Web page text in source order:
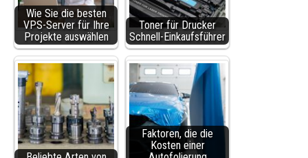
Wie Sie die besten
VPS-Server für Ihre
Projekte auswählen
Toner für Drucker
Schnell-Einkaufsführer
Faktoren, die die
Kosten einer